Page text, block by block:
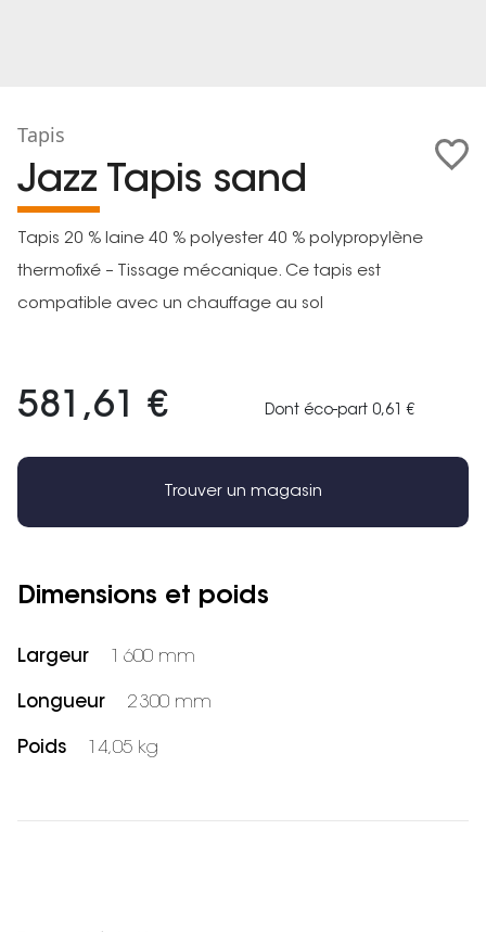
Tapis
Jazz Tapis sand
Tapis 20 % laine 40 % polyester 40 % polypropylène
thermofixé – Tissage mécanique. Ce tapis est
compatible avec un chauffage au sol
581,61 € Dont éco-part 0,61 €
Trouver un magasin
Dimensions et poids
Largeur 1 600 mm
Longueur 2 300 mm
Poids 14,05 kg